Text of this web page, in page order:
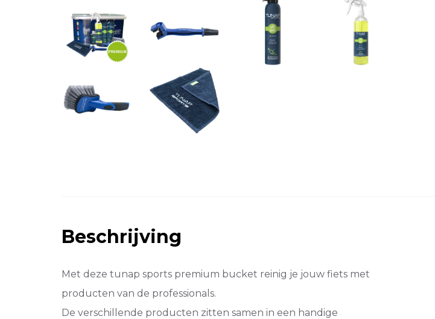
Beschrijving
Met deze tunap sports premium bucket reinig je jouw fiets met
producten van de professionals.
De verschillende producten zitten samen in een handige